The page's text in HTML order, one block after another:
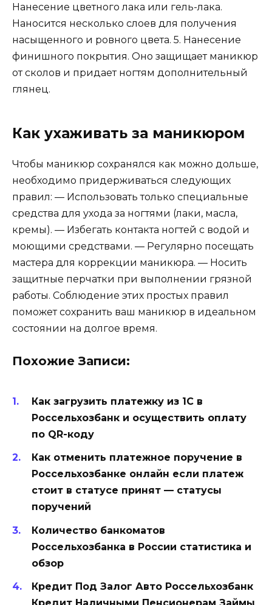
Нанесение цветного лака или гель-лака.
Наносится несколько слоев для получения
насыщенного и ровного цвета. 5. Нанесение
финишного покрытия. Оно защищает маникюр
от сколов и придает ногтям дополнительный
глянец.
Как ухаживать за маникюром
Чтобы маникюр сохранялся как можно дольше,
необходимо придерживаться следующих
правил: — Использовать только специальные
средства для ухода за ногтями (лаки, масла,
кремы). — Избегать контакта ногтей с водой и
моющими средствами. — Регулярно посещать
мастера для коррекции маникюра. — Носить
защитные перчатки при выполнении грязной
работы. Соблюдение этих простых правил
поможет сохранить ваш маникюр в идеальном
состоянии на долгое время.
Похожие Записи:
Как загрузить платежку из 1С в
Россельхозбанк и осуществить оплату
по QR-коду
Как отменить платежное поручение в
Россельхозбанке онлайн если платеж
стоит в статусе принят — статусы
поручений
Количество банкоматов
Россельхозбанка в России статистика и
обзор
Кредит Под Залог Авто Россельхозбанк